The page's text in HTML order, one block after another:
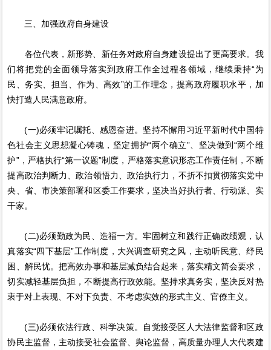
三、加强政府自身建设
各位代表，新形势、新任务对政府自身建设提出了更高要求。我
们将把党的全面领导落实到政府工作全过程各领域，继续秉持“为
民、务实、担当、作为、高效”的工作理念，提高政府履职水平，加
快打造人民满意政府。
(一)必须牢记嘱托、感恩奋进。坚持不懈用习近平新时代中国特
色社会主义思想凝心铸魂，坚定拥护“两个确立”、坚决做到“两个维
护”，严格执行“第一议题”制度，严格落实意识形态工作责任制，不断
提高政治判断力、政治领悟力、政治执行力，不折不扣贯彻落实党中
央、省、市决策部署和区委工作要求，坚决当好执行者、行动派、实
干家。
(二)必须勤政为民、造福一方。牢固树立和践行正确政绩观，认
真落实“四下基层”工作制度，大兴调查研究之风，主动听民意、纾民
困、解民忧。把高效办事和基层减负结合起来，落实精文简会要求，
切实减轻基层负担，不断提高行政效能。坚持求真务实，坚决反对热
衷于对上表现、不对下负责、不考虑实效的形式主义、官僚主义。
(三)必须依法行政、科学决策。自觉接受区人大法律监督和区政
协民主监督，主动接受社会监督、舆论监督，高质量办理人大代表建